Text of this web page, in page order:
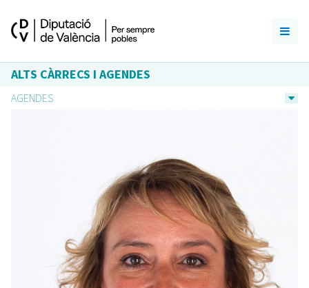
ALTS CÀRRECS I AGENDES
AGENDES